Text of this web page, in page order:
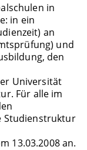
in
in ein
an
und
den
Universität
Für alle im
Studienstruktur
13.03.2008 an.